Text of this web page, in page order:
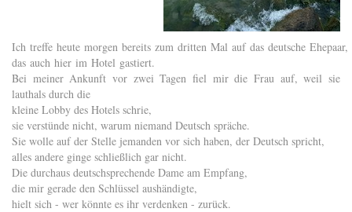
Ich treffe heute morgen bereits zum dritten Mal auf das deutsche Ehepaar,
das auch hier im Hotel gastiert.
Bei meiner Ankunft vor zwei Tagen fiel mir die Frau auf, weil sie
lauthals durch die
kleine Lobby des Hotels schrie,
sie verstünde nicht, warum niemand Deutsch spräche.
Sie wolle auf der Stelle jemanden vor sich haben, der Deutsch spricht,
alles andere ginge schließlich gar nicht.
Die durchaus deutschsprechende Dame am Empfang,
die mir gerade den Schlüssel aushändigte,
hielt sich - wer könnte es ihr verdenken - zurück.